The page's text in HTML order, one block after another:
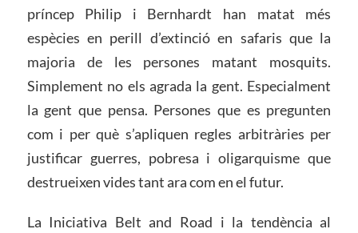
príncep Philip i Bernhardt han matat més
espècies en perill d’extinció en safaris que la
majoria de les persones matant mosquits.
Simplement no els agrada la gent. Especialment
la gent que pensa. Persones que es pregunten
com i per què s’apliquen regles arbitràries per
justificar guerres, pobresa i oligarquisme que
destrueixen vides tant ara com en el futur.
La Iniciativa Belt and Road i la tendència al